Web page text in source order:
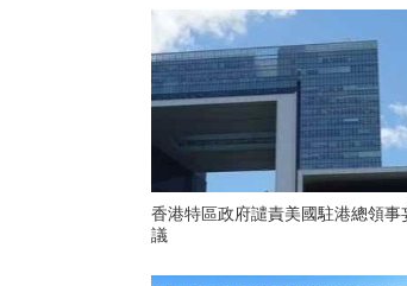
香港特區政府譴責美國駐港總領事
議